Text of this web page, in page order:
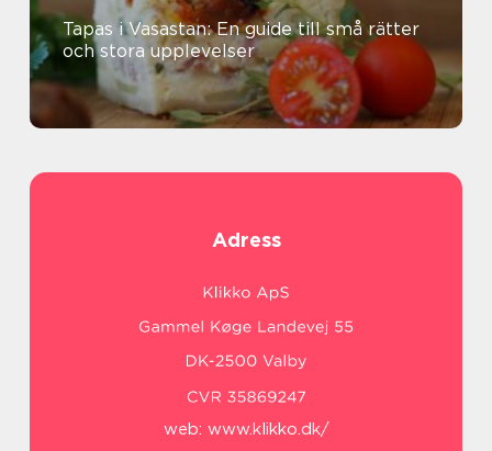
Tapas i Vasastan: En guide till små rätter
och stora upplevelser
Adress
web: www.klikko.dk/